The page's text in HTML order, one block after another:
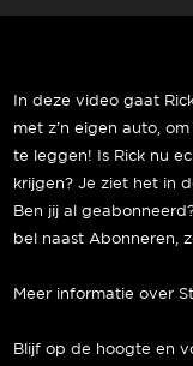
In deze video gaat
met z’n eigen auto,
te leggen! Is Rick nu
krijgen? Je ziet het in
Ben jij al
bel naast Abonneren,
Meer informatie over
Blijf op de hoogte en